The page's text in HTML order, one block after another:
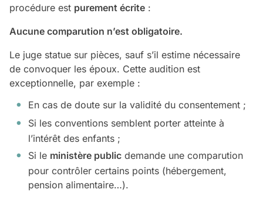
procédure est purement écrite :
Aucune comparution n’est obligatoire.
Le juge statue sur pièces, sauf s’il estime nécessaire
de convoquer les époux. Cette audition est
exceptionnelle, par exemple :
En cas de doute sur la validité du consentement ;
Si les conventions semblent porter atteinte à
l’intérêt des enfants ;
Si le ministère public demande une comparution
pour contrôler certains points (hébergement,
pension alimentaire…).